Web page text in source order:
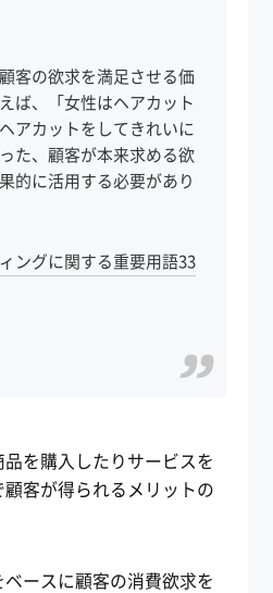
客の欲求を満足させる価
ば、「女性はヘアカット
アカットをしてきれいに
た、顧客が本来求める欲
的に活用する必要があり
ングに関する重要用語33
を購入したりサービスを
客が得られるメリットの
ースに顧客の消費欲求を